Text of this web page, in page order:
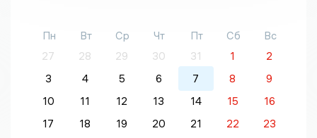
Пн Вт Ср Чт Пт Сб
Вс
27
28 29 30 31 1
2
3
4 5 6 7 8
9
10
11 12 13 14 15
16
17
18 19 20 21 22
23